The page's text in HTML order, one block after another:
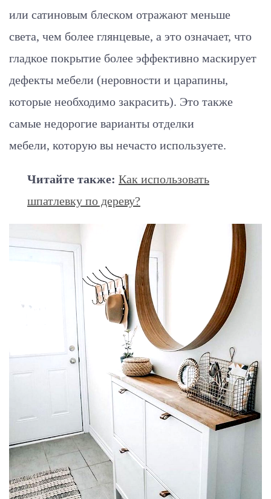
или сатиновым блеском отражают меньше
света, чем более глянцевые, а это означает, что
гладкое покрытие более эффективно маскирует
дефекты мебели (неровности и царапины,
которые необходимо закрасить). Это также
самые недорогие варианты отделки
мебели, которую вы нечасто используете.
Читайте также: Как использовать
шпатлевку по дереву?